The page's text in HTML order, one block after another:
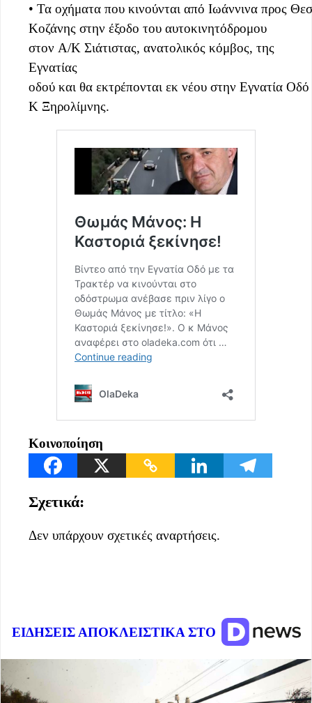
• Τα οχήματα που κινούνται από Ιωάννινα προς
Κοζάνης στην έξοδο του αυτοκινητόδρομου
στον Α/Κ Σιάτιστας, ανατολικός κόμβος, της
Εγνατίας
οδού και θα εκτρέπονται εκ νέου στην Εγνατία
Κ Ξηρολίμνης.
Κοινοποίηση
Σχετικά:
Δεν υπάρχουν σχετικές αναρτήσεις.
ΕΙΔΗΣΕΙΣ ΑΠΟΚΛΕΙΣΤΙΚΑ ΣΤΟ